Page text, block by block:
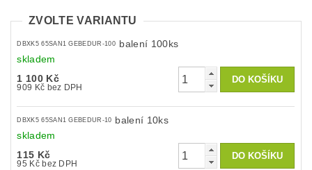
ZVOLTE VARIANTU
DBXK5 65SAN1 GEBEDUR-100
balení 100ks
skladem
1 100 Kč
909 Kč bez DPH
DBXK5 65SAN1 GEBEDUR-10 balení 10ks
skladem
115 Kč
95 Kč bez DPH